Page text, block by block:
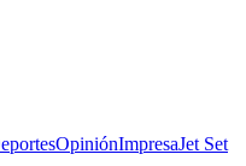
OpiniónImpresaJet Set